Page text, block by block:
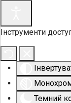
Інструменти
Темний